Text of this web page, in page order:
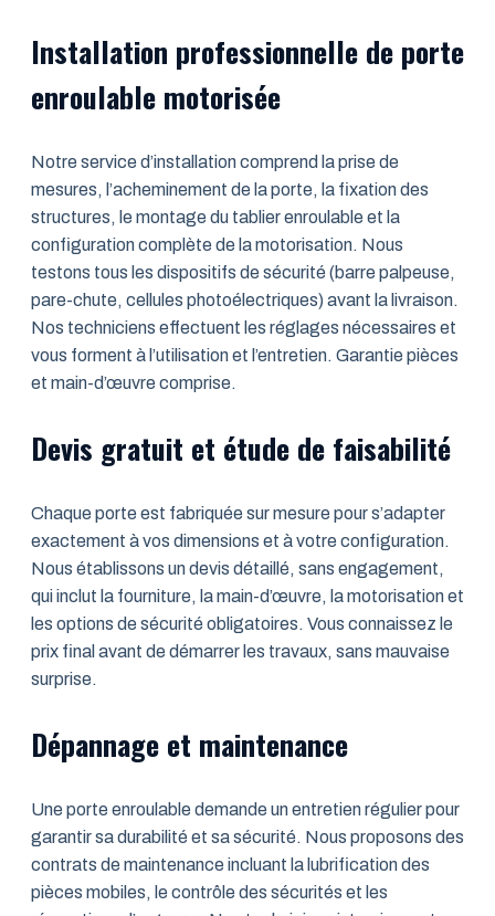
Installation professionnelle de porte
enroulable motorisée
Notre service d’installation comprend la prise de
mesures, l’acheminement de la porte, la fixation des
structures, le montage du tablier enroulable et la
configuration complète de la motorisation. Nous
testons tous les dispositifs de sécurité (barre palpeuse,
pare-chute, cellules photoélectriques) avant la livraison.
Nos techniciens effectuent les réglages nécessaires et
vous forment à l’utilisation et l’entretien. Garantie pièces
et main-d’œuvre comprise.
Devis gratuit et étude de faisabilité
Chaque porte est fabriquée sur mesure pour s’adapter
exactement à vos dimensions et à votre configuration.
Nous établissons un devis détaillé, sans engagement,
qui inclut la fourniture, la main-d’œuvre, la motorisation et
les options de sécurité obligatoires. Vous connaissez le
prix final avant de démarrer les travaux, sans mauvaise
surprise.
Dépannage et maintenance
Une porte enroulable demande un entretien régulier pour
garantir sa durabilité et sa sécurité. Nous proposons des
contrats de maintenance incluant la lubrification des
pièces mobiles, le contrôle des sécurités et les